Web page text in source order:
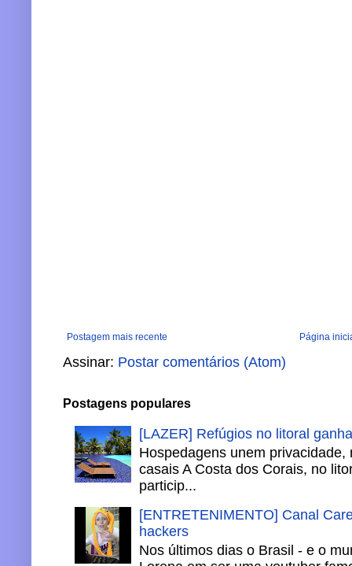
Postagem mais recente Página
Assinar: Postar comentários (Atom)
Postagens populares
[LAZER] Refúgios no litoral
Hospedagens unem
casais A Costa dos Corais, no
particip...
[ENTRETENIMENTO] Canal
hackers
Nos últimos dias o Brasil - e o